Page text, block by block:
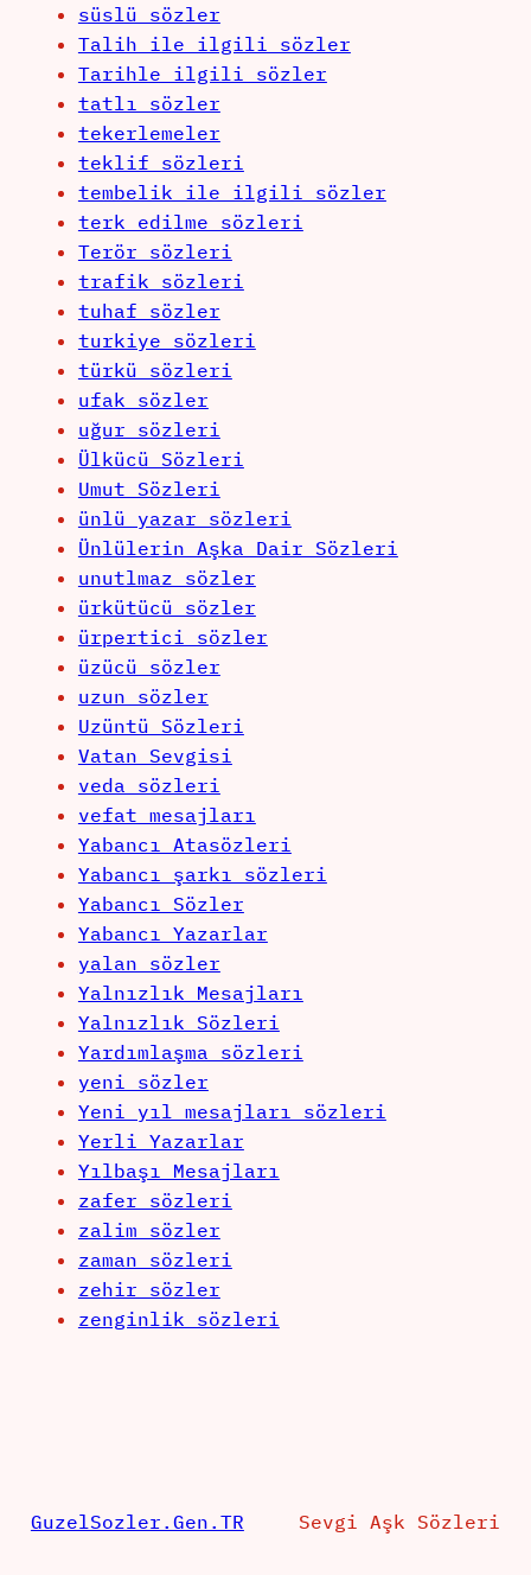
süslü sözler
Talih ile ilgili sözler
Tarihle ilgili sözler
tatlı sözler
tekerlemeler
teklif sözleri
tembelik ile ilgili sözler
terk edilme sözleri
Terör sözleri
trafik sözleri
tuhaf sözler
turkiye sözleri
türkü sözleri
ufak sözler
uğur sözleri
Ülkücü Sözleri
Umut Sözleri
ünlü yazar sözleri
Ünlülerin Aşka Dair Sözleri
unutlmaz sözler
ürkütücü sözler
ürpertici sözler
üzücü sözler
uzun sözler
Uzüntü Sözleri
Vatan Sevgisi
veda sözleri
vefat mesajları
Yabancı Atasözleri
Yabancı şarkı sözleri
Yabancı Sözler
Yabancı Yazarlar
yalan sözler
Yalnızlık Mesajları
Yalnızlık Sözleri
Yardımlaşma sözleri
yeni sözler
Yeni yıl mesajları sözleri
Yerli Yazarlar
Yılbaşı Mesajları
zafer sözleri
zalim sözler
zaman sözleri
zehir sözler
zenginlik sözleri
GuzelSozler.Gen.TR Sevgi Aşk Sözleri